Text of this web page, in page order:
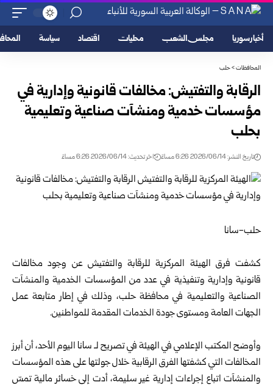
أخبار سوريا مجلس الشعب محليات اقتصاد سياسة
المحافظات>حلب
الرقابة والتفتيش: مخالفات قانونية وإدارية في
مؤسسات خدمية ومنشآت صناعية وتعليمية
بحلب
تاريخ النشر: 2026/06/14 6:26 مساءً اخر تحديث: 2026/06/14 6:26 مساءً
حلب-سانا
كشفت فرق الهيئة المركزية للرقابة والتفتيش عن وجود مخالفات
قانونية وإدارية وتنفيذية في عدد من المؤسسات الخدمية والمنشآت
الصناعية والتعليمية في محافظةحلب، وذلك في إطار متابعة عمل
الجهات العامة ومستوى جودة الخدمات المقدمة للمواطنين.
وأوضح المكتب الإعلامي في الهيئة في تصريح لـ سانا اليوم الأحد، أن أبرز
المخالفات التي كشفتها الفرق الرقابية خلال جولتها على هذه المؤسسات
والمنشآت اتباع إجراءات إدارية غير سليمة، أدت إلى خسائر مالية تمسّ